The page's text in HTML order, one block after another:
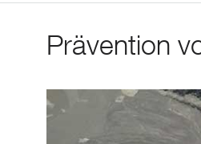
Prävention